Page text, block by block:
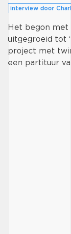
interview door
Het begon met
uitgegroeid tot
project met
een partituur